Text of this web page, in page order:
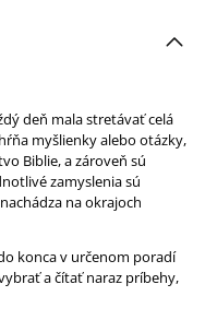
deň mala stretávať celá
myšlienky alebo otázky,
Biblie, a zároveň sú
zamyslenia sú
na okrajoch
konca v určenom poradí
a čítať naraz príbehy,